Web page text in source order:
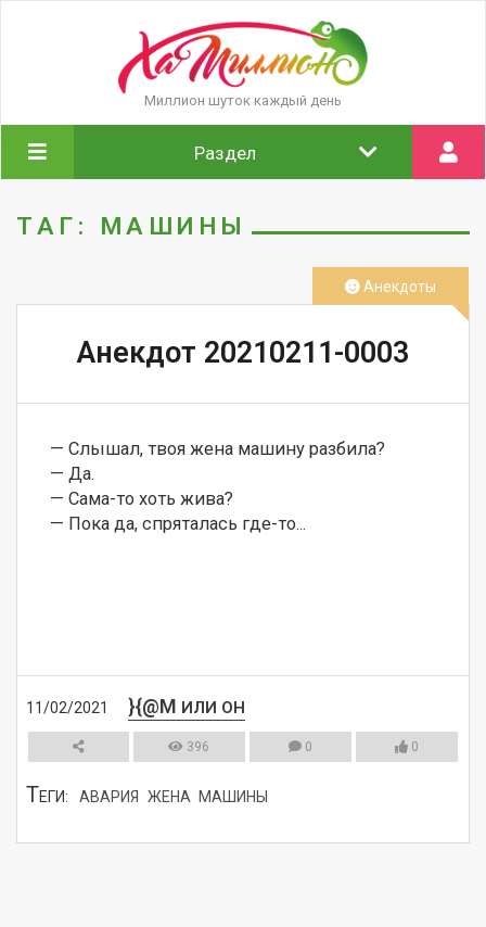
Миллион шуток каждый день
Раздел
ТАГ: МАШИНЫ
Анекдот 20210211-0003
— Слышал, твоя жена машину разбила?
— Да.
— Сама-то хоть жива?
— Пока да, спряталась где-то...
11/02/2021 }{@M ИЛИ ОН
396 0 0
Анекдоты
ТЕГИ: АВАРИЯ ЖЕНА МАШИНЫ